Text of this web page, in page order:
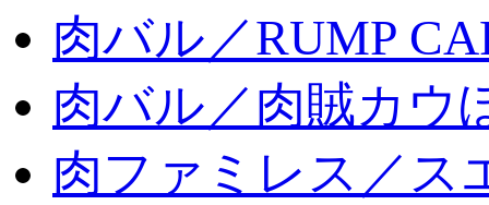
肉バル／RUMP
肉バル／肉賊カウ
肉ファミレス／ス